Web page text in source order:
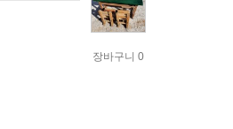
장바구니 0